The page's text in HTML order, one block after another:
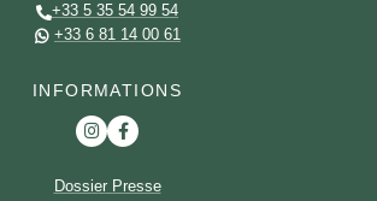
+33 5 35 54 99 54
+33 6 81 14 00 61
INFORMATIONS
Dossier Presse